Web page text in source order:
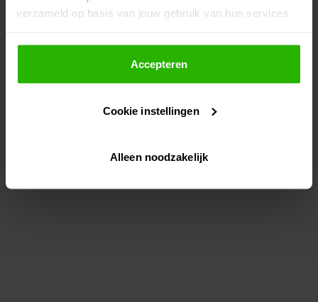
verzameld op basis van jouw gebruik van hun services.
Als je op "Accepteer" klikt, dan geef je Voordeeluitjes.nl
toestemming om cookies voor social media en
gepersonaliseerde advertenties te plaatsen.
Lees hier meer over in onsprivacybeleid
Via "Cookie instellingen" kun je ook zelf instellen welke
Accepteren
Cookie instellingen
Alleen noodzakelijk